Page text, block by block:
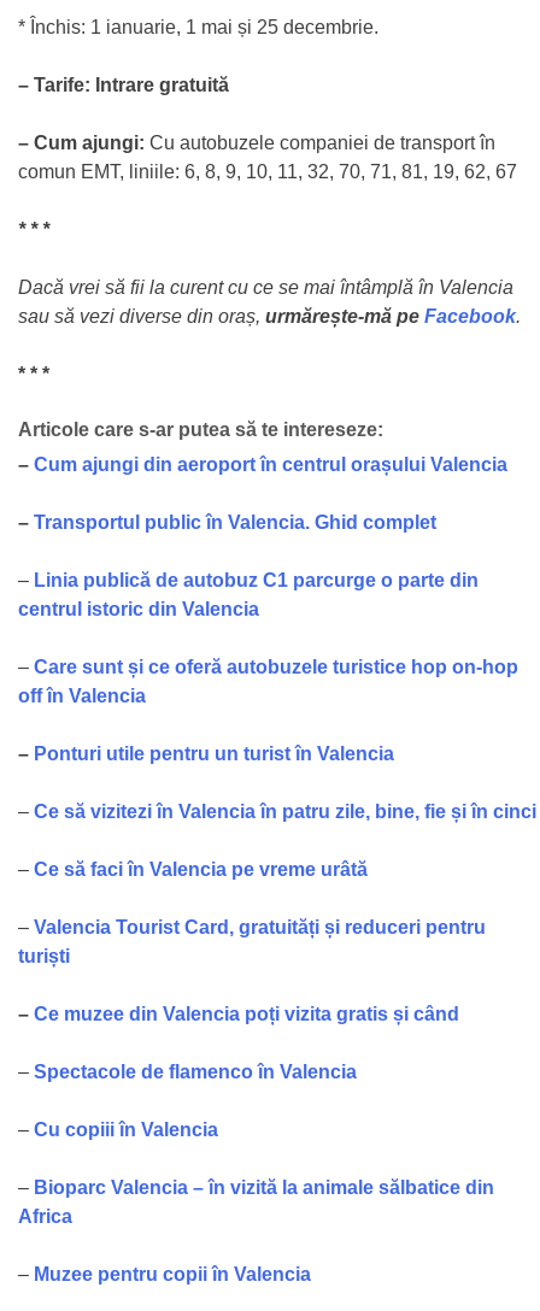
* Închis: 1 ianuarie, 1 mai și 25 decembrie.
– Tarife: Intrare gratuită
– Cum ajungi: Cu autobuzele companiei de transport în
comun EMT, liniile: 6, 8, 9, 10, 11, 32, 70, 71, 81, 19, 62, 67
* * *
Dacă vrei să fii la curent cu ce se mai întâmplă în Valencia
sau să vezi diverse din oraș, urmărește-mă pe Facebook.
* * *
Articole care s-ar putea să te intereseze:
– Cum ajungi din aeroport în centrul orașului Valencia
– Transportul public în Valencia. Ghid complet
– Linia publică de autobuz C1 parcurge o parte din
centrul istoric din Valencia
– Care sunt și ce oferă autobuzele turistice hop on-hop
off în Valencia
– Ponturi utile pentru un turist în Valencia
– Ce să vizitezi în Valencia în patru zile, bine, fie și în cinci
– Ce să faci în Valencia pe vreme urâtă
– Valencia Tourist Card, gratuități și reduceri pentru
turiști
– Ce muzee din Valencia poți vizita gratis și când
– Spectacole de flamenco în Valencia
– Cu copiii în Valencia
– Bioparc Valencia – în vizită la animale sălbatice din
Africa
– Muzee pentru copii în Valencia